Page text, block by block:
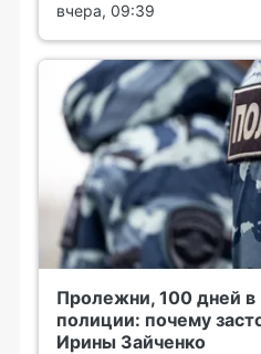
вчера, 09:39
Пролежни, 100 дней
полиции: почему
Ирины Зайченко